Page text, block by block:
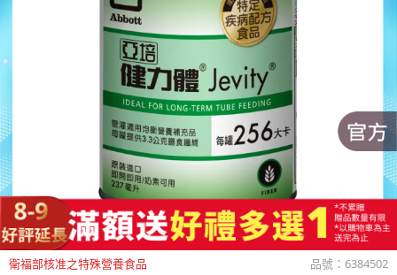
衛福部核准之特殊營養食品 品號： 6384502